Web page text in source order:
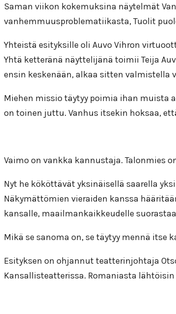
Saman viikon kokemuksina näytelmät
vanhemmuusproblematiikasta, Tuolit
Yhteistä esityksille oli Auvo Vihron
Yhtä ketteränä näyttelijänä toimii Teija
ensin keskenään, alkaa sitten
Miehen missio täytyy poimia ihan muista
on toinen juttu. Vanhus itsekin hoksaa,
Vaimo on vankka kannustaja. Talonmies
Nyt he kököttävät yksinäisellä saarella
Näkymättömien vieraiden kanssa
kansalle, maailmankaikkeudelle
Mikä se sanoma on, se täytyy mennä
Esityksen on ohjannut teatterinjohtaja
Kansallisteatterissa. Romaniasta